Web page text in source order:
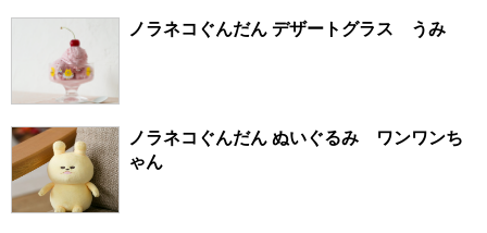
ノラネコぐんだん デザートグラス うみ
ノラネコぐんだん ぬいぐるみ ワンワンち
ゃん